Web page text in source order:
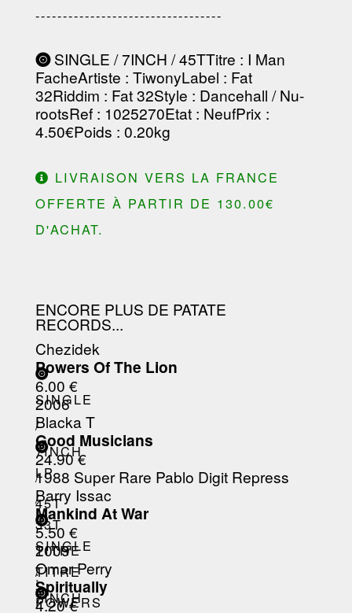
----------------------------------
SINGLE / 7INCH / 45TTitre : I Man
FacheArtiste : TiwonyLabel : Fat
32Riddim : Fat 32Style : Dancehall / Nu-
rootsRef: 1025270Etat: NeufPrix :
4.50€Poids : 0.20kg
LIVRAISON VERS LA FRANCE
OFFERTE À PARTIR DE 130.00€
D'ACHAT.
ENCORE PLUS DE PATATE
RECORDS...
SINGLE
/
7INCH
/
45T
TITRE
:
POWERS
Chezidek
Powers Of The Lion
6.00 €
2006
LP
/
33T
TITRE
:
Blacka T
Good Musicians
24.90 €
1988 Super Rare Pablo Digit Repress
SINGLE
/
7INCH
Barry Issac
Mankind At War
5.50 €
2009
Omar Perry
Spiritually
4.20 €